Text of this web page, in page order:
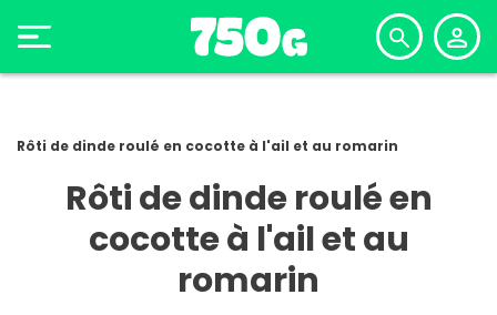
Rôti de dinde roulé en cocotte à l'ail et au romarin
Rôti de dinde roulé en
cocotte à l'ail et au
romarin